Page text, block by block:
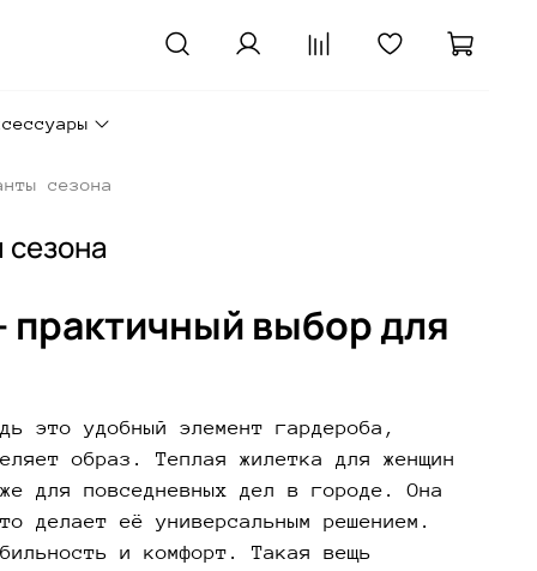
сезона
выбор для
это удобный элемент гардероба,
образ. Теплая жилетка для женщин
для повседневных дел в городе. Она
делает её универсальным решением.
и комфорт. Такая вещь